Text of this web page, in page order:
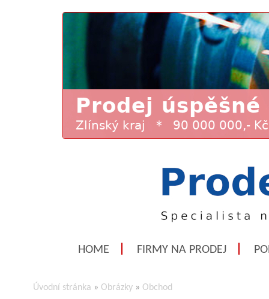
HOME FIRMY NA PRODEJ
Úvodní stránka » Obrázky » Obchod